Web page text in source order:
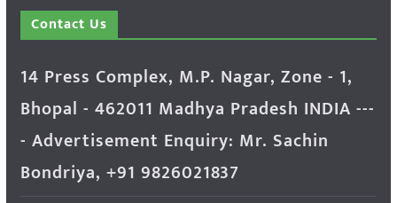
Contact Us
14 Press Complex, M.P. Nagar, Zone - 1,
Bhopal - 462011 Madhya Pradesh INDIA ---
- Advertisement Enquiry: Mr. Sachin
Bondriya, +91 9826021837